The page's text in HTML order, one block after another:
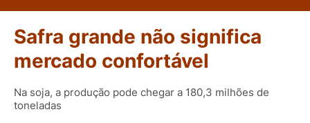
Safra grande não significa
mercado confortável
Na soja, a produção pode chegar a 180,3 milhões de
toneladas